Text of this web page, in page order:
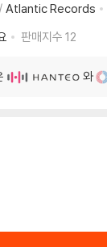
/ Atlantic Records
판매지수 12
와